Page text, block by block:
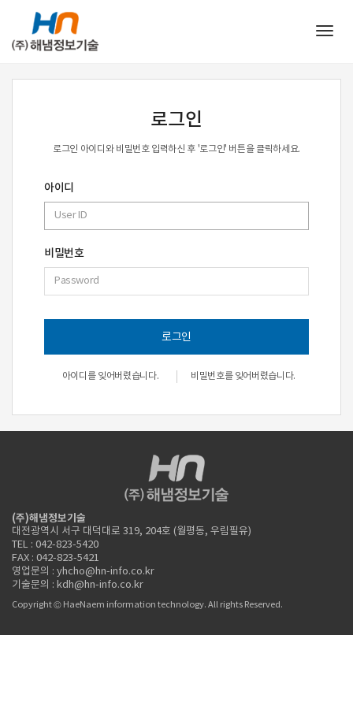
로그인
로그인 아이디와 비밀번호 입력하신 후 '로그인' 버튼을 클릭하세요.
아이디
비밀번호
로그인
아이디를 잊어버렸습니다. 비밀번호를 잊어버렸습니다.
(주)해냄정보기술
대전광역시 서구 대덕대로 319, 204호 (월평동, 우림필유)
TEL : 042-823-5420
FAX : 042-823-5421
영업문의 : yhcho@hn-info.co.kr
기술문의 : kdh@hn-info.co.kr
Copyright © HaeNaem information technology. All rights Reserved.